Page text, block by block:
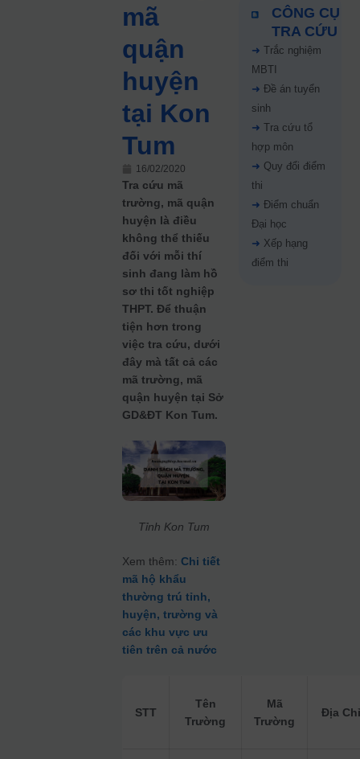
mã
quận
huyện
tại Kon
Tum
16/02/2020
Tra cứu mã
trường, mã quận
huyện là điều
không thể thiếu
đối với mỗi thí
sinh đang làm hồ
sơ thi tốt nghiệp
THPT. Để thuận
tiện hơn trong
việc tra cứu, dưới
đây mà tất cả các
mã trường, mã
quận huyện tại Sở
GD&ĐT Kon Tum.
Tỉnh Kon Tum
Xem thêm:Chi tiết
mã hộ khẩu
thường trú tỉnh,
huyện, trường và
các khu vực ưu
tiên trên cả nước
STT
Tên
Trường
Mã
Trường
Địa
CÔNG CỤ
TRA CỨU
➜ Trắc nghiệm
MBTI
➜ Đề án tuyển
sinh
➜ Tra cứu tổ
hợp môn
➜ Quy đổi điểm
thi
➜ Điểm chuẩn
Đại học
➜ Xếp hạng
điểm thi